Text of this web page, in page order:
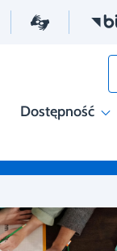
Dostępność